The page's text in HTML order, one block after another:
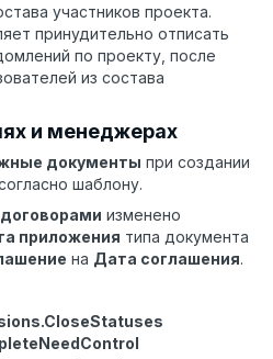
участников проекта.
принудительно отписать
по проекту, после
из состава
и менеджерах
документы при создании
шаблону.
изменено
приложения типа документа
на Дата соглашения.
.CloseStatuses